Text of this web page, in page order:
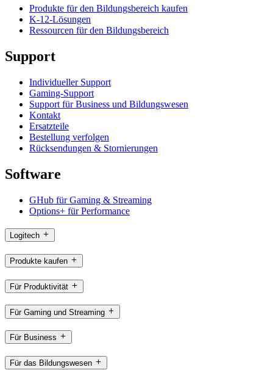
Produkte für den Bildungsbereich kaufen
K-12-Lösungen
Ressourcen für den Bildungsbereich
Support
Individueller Support
Gaming-Support
Support für Business und Bildungswesen
Kontakt
Ersatzteile
Bestellung verfolgen
Rücksendungen & Stornierungen
Software
GHub für Gaming & Streaming
Options+ für Performance
Logitech
Produkte kaufen
Für Produktivität
Für Gaming und Streaming
Für Business
Für das Bildungswesen